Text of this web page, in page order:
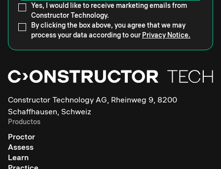
Yes, I would like to receive marketing emails from
Constructor Technology.
By clicking the box above, you agree that we may
process your data according to our Privacy Notice.
Constructor Technology AG, Rheinweg 9, 8200
Schaffhausen, Schweiz
Productos
Proctor
Assess
Learn